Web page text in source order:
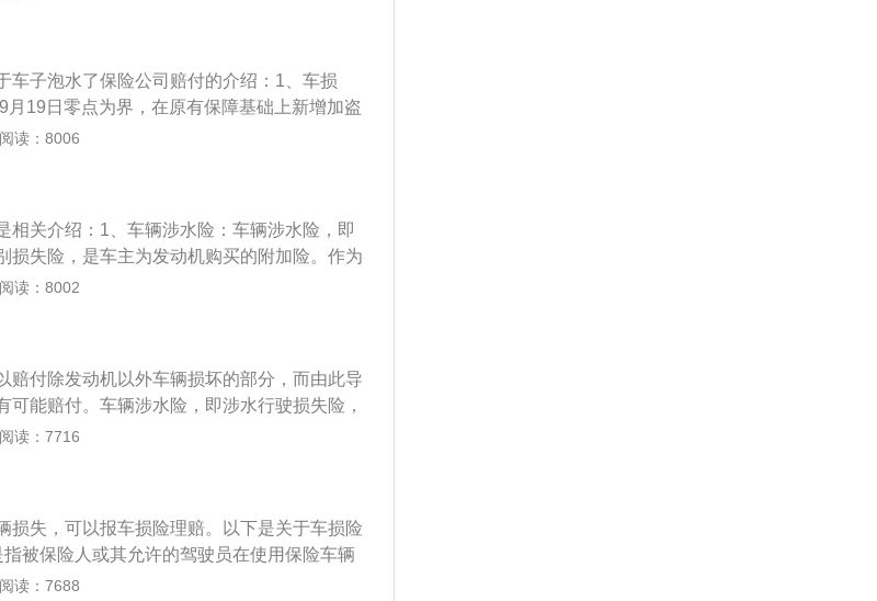
或财产损失时进行赔偿，是一种商业险。
车子泡水了保险公司赔付的介绍：1、车损
月19日零点为界，在原有保障基础上新增加盗
率，车辆被推定全损，车损险保额是多少，
损失险，可到保险公司增加投保“涉水险”。
该险别的不计免赔，可获100%赔付。
阅读：8006
相关介绍：1、车辆涉水险：车辆涉水险，即
损失险，是车主为发动机购买的附加险。作为
涉水险所导致的发动机损坏，若是车主在浸
中，因暴雨、洪水后造成保险机动车的发动
负责赔偿。
阅读：8002
赔付除发动机以外车辆损坏的部分，而由此导
能赔付。车辆涉水险，即涉水行驶损失险，
动机购买的附加险。购买涉水险注意事项：
造成发动机损伤，保险公司会以此为理由拒绝
自己承担。2、不计免赔：保险公司的车损险
加“涉水险”，也仅能获得80%左右的赔偿。
的同时，还得再投保一个不计免赔险，车辆
获得全额赔偿。
阅读：7716
损失，可以报车损险理赔。以下是关于车损险
被保险人或其允许的驾驶员在使用保险车辆
，保险公司在合理范围内予以赔偿的一种汽
阅读：7688